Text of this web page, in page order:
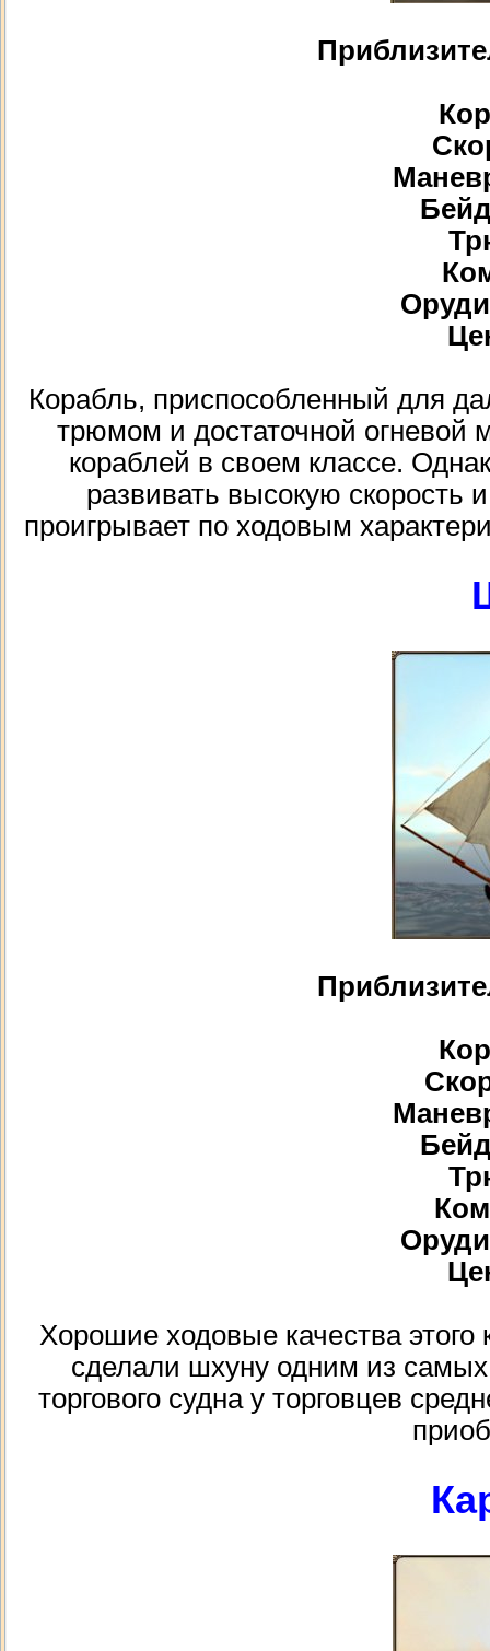
Корабль, приспособленный для
трюмом и достаточной огневой
кораблей в своем классе.
развивать высокую скорость
проигрывает по ходовым
Хорошие ходовые качества
сделали шхуну одним из самых
торгового судна у торговцев